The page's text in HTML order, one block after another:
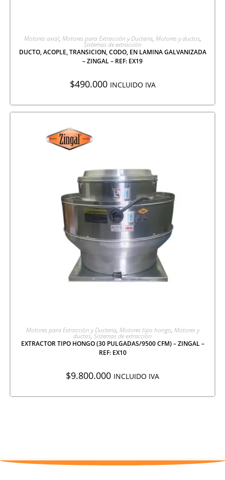
AGREGAR A COTIZACIÓN
Motores axial, Motores para Extracción y Ducteria, Motores y ductos,
Sistemas de extracción
DUCTO, ACOPLE, TRANSICION, CODO, EN LAMINA GALVANIZADA
– ZINGAL – REF: EX19
$490.000 INCLUIDO IVA
AGREGAR A COTIZACIÓN
Motores para Extracción y Ducteria, Motores tipo hongo, Motores y
ductos, Sistemas de extracción
EXTRACTOR TIPO HONGO (30 PULGADAS/9500 CFM) – ZINGAL –
REF: EX10
$9.800.000 INCLUIDO IVA